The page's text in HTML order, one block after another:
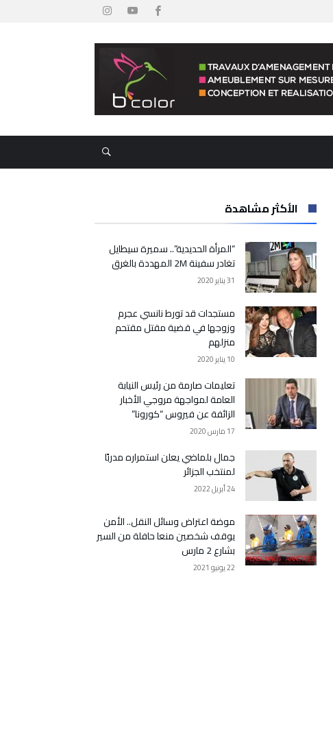
الأكثر مشاهدة
“المرأة الحديدية”.. سميرة سيطايل
تغادر سفينة 2M المهددة بالغرق
31 يناير 2020
مستجدات قد تورط نانسي عجرم
وزوجها في قضية مقتل مقتحم
منزلهم
10 يناير 2020
تعليمات صارمة من رئيس النيابة
العامة لمواجهة مروجي الأخبار
الزائفة عن فيروس “كورونا”
17 مارس 2020
جمال بلماضي يعلن استمراره مدربًا
لمنتخب الجزائر
24 أبريل 2022
موضة اعتراض وسائل النقل.. الأمن
يوقف شخصين منعا حافلة من السير
بشارع 2 مارس
22 يونيو 2021